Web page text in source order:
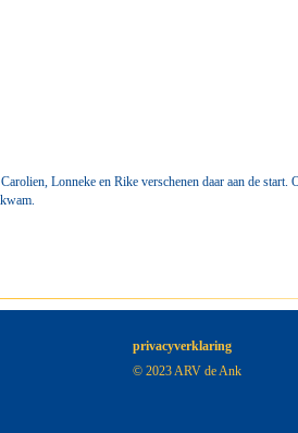
Lonneke en Rike verschenen daar aan de
privacyverklaring
© 2023 ARV de Ank